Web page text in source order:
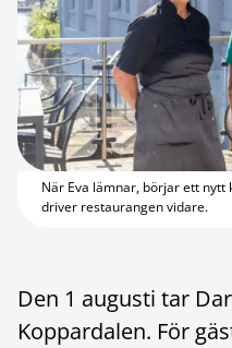
När Eva lämnar, börjar ett nytt
driver restaurangen vidare.
Den 1 augusti tar
Koppardalen. För